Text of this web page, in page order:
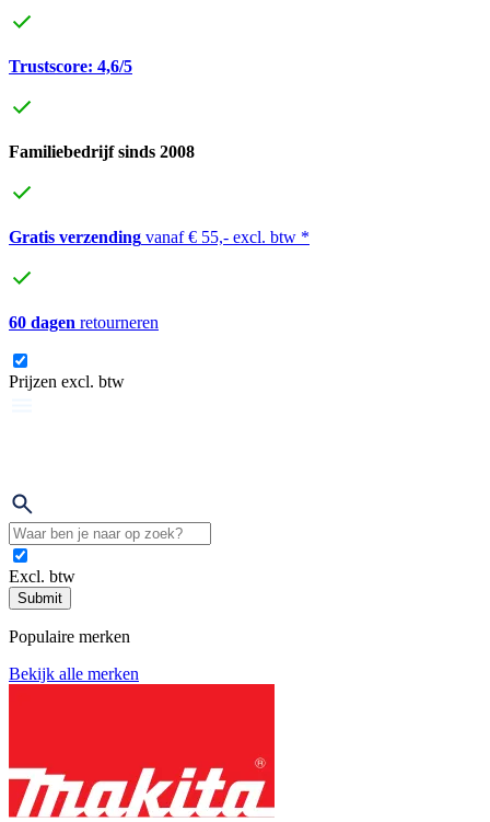
Trustscore: 4,6/5
Familiebedrijf sinds 2008
Gratis verzending vanaf € 55,- excl. btw *
60 dagen retourneren
Prijzen excl. btw
Excl. btw
Submit
Populaire merken
Bekijk alle merken